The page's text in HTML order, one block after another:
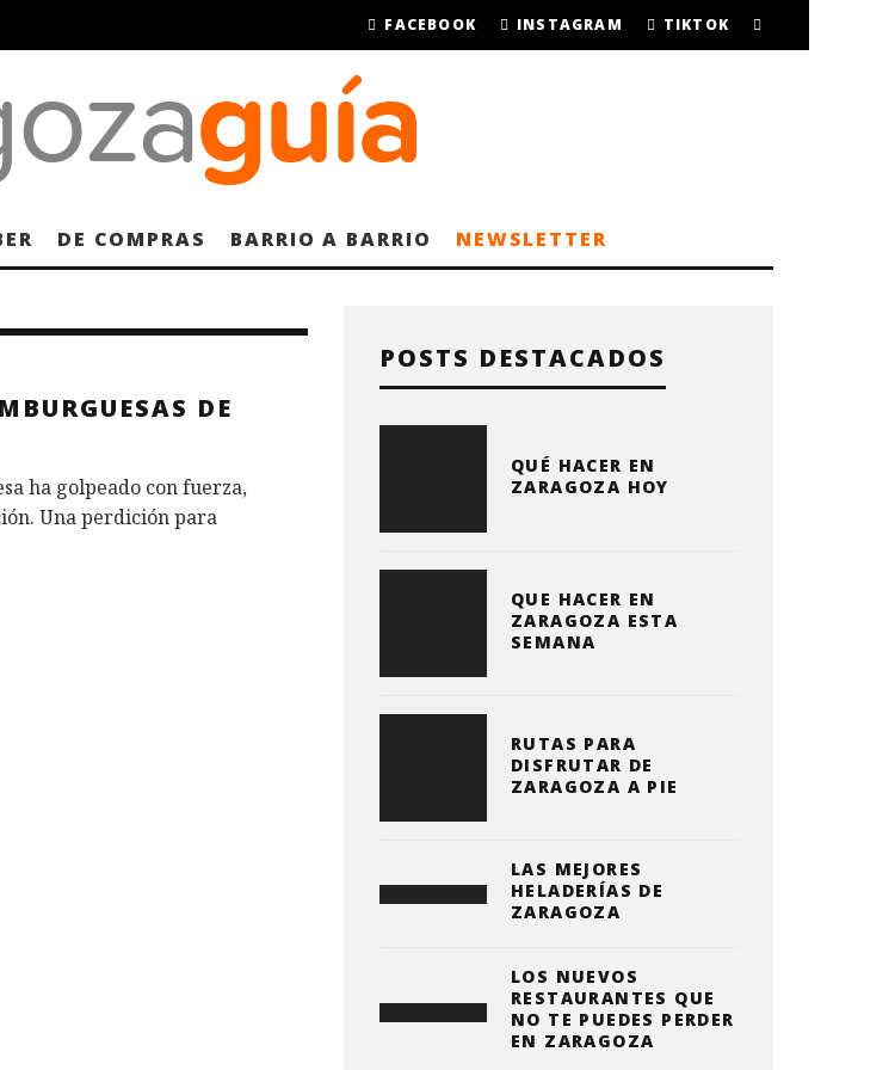
FACEBOOK INSTAGRAM TIKTOK
DE COMPRAS BARRIO A BARRIO NEWSLETTER
DE
ha golpeado con fuerza,
Una perdición para
POSTS DESTACADOS
QUÉ HACER EN
ZARAGOZA HOY
QUE HACER EN
ZARAGOZA ESTA
SEMANA
RUTAS PARA
DISFRUTAR DE
ZARAGOZA A PIE
LAS MEJORES
HELADERÍAS DE
ZARAGOZA
LOS NUEVOS
RESTAURANTES QUE
NO TE PUEDES PERDER
EN ZARAGOZA